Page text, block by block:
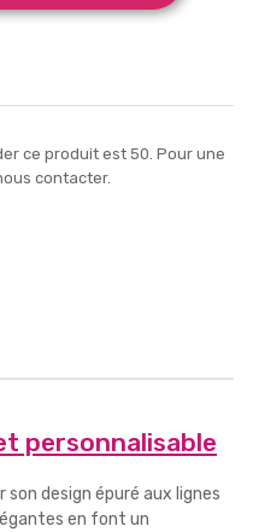
ce produit est 50. Pour une
contacter.
personnalisable
son design épuré aux lignes
en font un